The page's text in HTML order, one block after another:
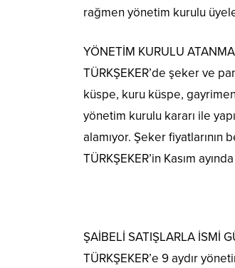
rağmen yönetim kurulu
YÖNETİM KURULU
TÜRKŞEKER’de şeker ve
küspe, kuru küspe,
yönetim kurulu kararı ile
alamıyor. Şeker fiyatlarının
TÜRKŞEKER’in Kasım
ŞAİBELİ SATIŞLARLA İSMİ
TÜRKŞEKER’e 9 aydır